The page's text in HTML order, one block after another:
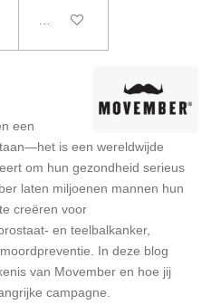
Houd mij op de hoogte
een
is een wereldwijde
om hun gezondheid serieus
laten miljoenen mannen hun
creëren voor
en teelbalkanker,
In deze blog
van Movember en hoe jij
campagne.